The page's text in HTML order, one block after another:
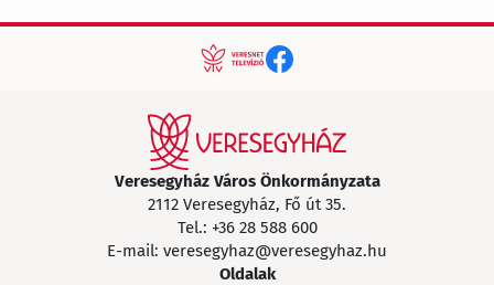
Veresegyház Város Önkormányzata
2112 Veresegyház, Fő út 35.
Tel.: +36 28 588 600
E-mail: veresegyhaz@veresegyhaz.hu
Oldalak